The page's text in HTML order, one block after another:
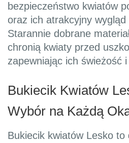
bezpieczeństwo kwiatów
oraz ich atrakcyjny
Starannie dobrane
chronią kwiaty przed
zapewniając ich świeżość
Bukiecik Kwiatów
Wybór na Każdą
Bukiecik kwiatów Lesko to